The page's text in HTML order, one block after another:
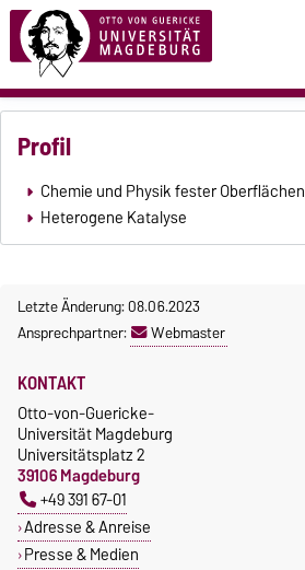
Profil
Chemie und Physik fester Oberflächen
Heterogene Katalyse
Letzte Änderung: 08.06.2023
Ansprechpartner:
Webmaster
KONTAKT
Otto-von-Guericke-
Universität Magdeburg
Universitätsplatz 2
39106 Magdeburg
+49 391 67-01
Adresse & Anreise
Presse & Medien